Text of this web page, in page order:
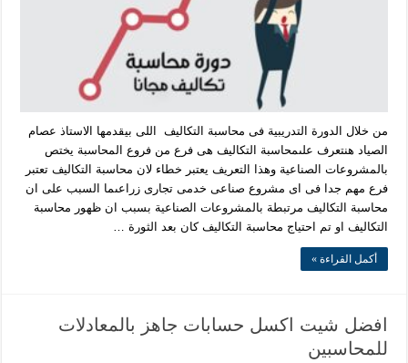
من خلال الدورة التدريبية فى محاسبة التكاليف اللى بيقدمها الاستاذ عصام
الصياد هنتعرف علىمحاسبة التكاليف هى فرع من فروع المحاسبة يختص
بالمشروعات الصناعية وهذا التعريف يعتبر خطاء لان محاسبة التكاليف تعتبر
فرع مهم جدا فى اى مشروع صناعى خدمى تجارى زراعىما السبب على ان
محاسبة التكاليف مرتبطة بالمشروعات الصناعية بسبب ان ظهور محاسبة
التكاليف او تم احتياج محاسبة التكاليف كان بعد الثورة …
أكمل القراءة »
افضل شيت اكسل حسابات جاهز بالمعادلات
للمحاسبين